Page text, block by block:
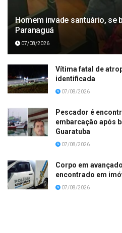
Homem invade santuário, se
Paranaguá
07/08/2026
Vítima fatal de
identificada
07/08/2026
Pescador é
embarcação após
Guaratuba
07/08/2026
Corpo em
encontrado em
07/08/2026